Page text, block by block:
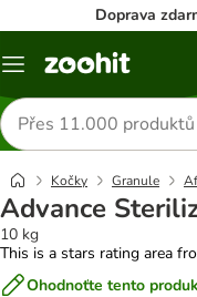
Doprava
Menu
Hledat
produkty
Kočky Granule
Advance
10 kg
This is a stars rating area
Ohodnoťte tento